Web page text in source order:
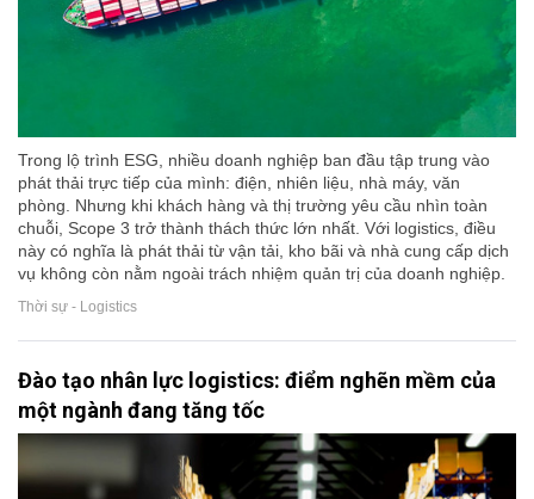
Trong lộ trình ESG, nhiều doanh nghiệp ban đầu tập trung vào
phát thải trực tiếp của mình: điện, nhiên liệu, nhà máy, văn
phòng. Nhưng khi khách hàng và thị trường yêu cầu nhìn toàn
chuỗi, Scope 3 trở thành thách thức lớn nhất. Với logistics, điều
này có nghĩa là phát thải từ vận tải, kho bãi và nhà cung cấp dịch
vụ không còn nằm ngoài trách nhiệm quản trị của doanh nghiệp.
Thời sự - Logistics
Đào tạo nhân lực logistics: điểm nghẽn mềm của
một ngành đang tăng tốc